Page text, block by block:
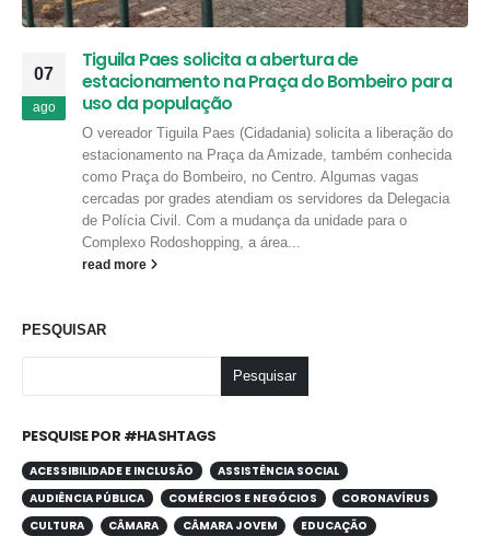
07
ago
Tiguila Paes solicita a abertura de
estacionamento na Praça do Bombeiro para
uso da população
O vereador Tiguila Paes (Cidadania) solicita a liberação do
estacionamento na Praça da Amizade, também conhecida
como Praça do Bombeiro, no Centro. Algumas vagas
cercadas por grades atendiam os servidores da Delegacia
de Polícia Civil. Com a mudança da unidade para o
Complexo Rodoshopping, a área...
read more
PESQUISAR
Pesquisar
PESQUISE POR #HASHTAGS
ACESSIBILIDADE E INCLUSÃO
ASSISTÊNCIA SOCIAL
AUDIÊNCIA PÚBLICA
COMÉRCIOS E NEGÓCIOS
CORONAVÍRUS
CULTURA
CÂMARA CÂMARA JOVEM
EDUCAÇÃO